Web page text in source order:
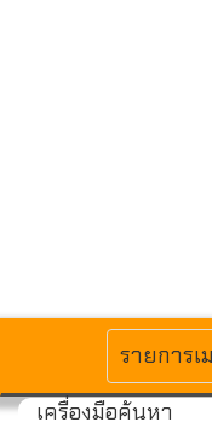
MENU
รายการ
เครื่องมือค้นหา